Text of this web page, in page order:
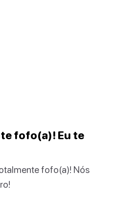
fofo(a)! Eu te
fofo(a)! Nós